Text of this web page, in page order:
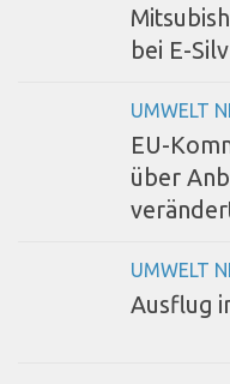
bei E-
UMWELT
EU-
über
UMWELT
Ausflug